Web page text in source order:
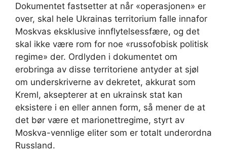
Dokumentet fastsetter at når «operasjonen» er
over, skal hele Ukrainas territorium falle innafor
Moskvas eksklusive innflytelsessfære, og det
skal ikke være rom for noe «russofobisk politisk
regime» der. Ordlyden i dokumentet om
erobringa av disse territoriene antyder at sjøl
om underskriverne av dekretet, akkurat som
Kreml, aksepterer at en ukrainsk stat kan
eksistere i en eller annen form, så mener de at
det bør være et marionettregime, styrt av
Moskva-vennlige eliter som er totalt underordna
Russland.